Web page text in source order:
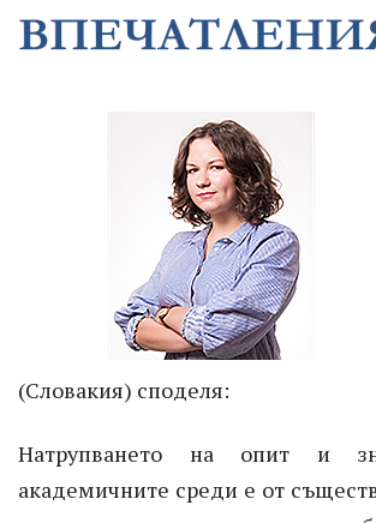
(Словакия) споделя:
Натрупването на опит и
академичните среди е от